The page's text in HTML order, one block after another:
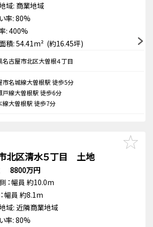
域: 商業地域
率: 80%
: 400%
積: 54.41m² (約16.45坪)
名古屋市北区大曽根４丁目
市名城線大曽根駅 徒歩5分
戸線大曽根駅 徒歩6分
線大曽根駅 徒歩7分
北区清水５丁目 土地
8800万円
：幅員 約10.0m
：幅員 約8.1m
域: 近隣商業地域
率: 80%